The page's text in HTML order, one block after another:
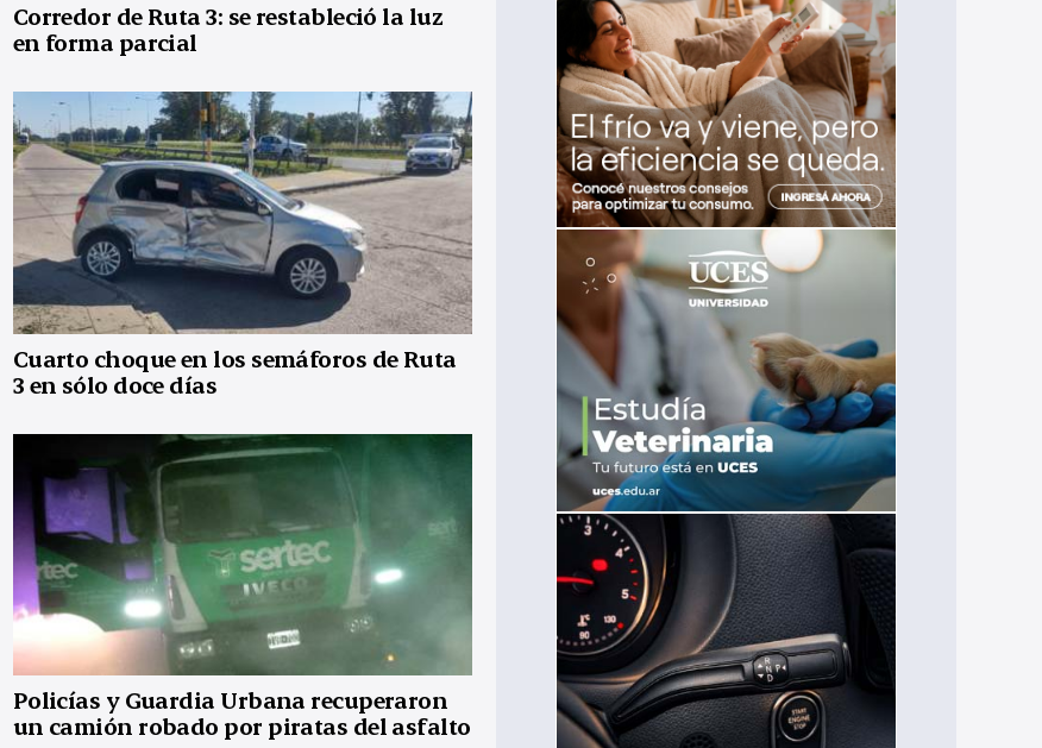
Corredor de Ruta 3: se restableció la luz
en forma parcial
Cuarto choque en los semáforos de Ruta
3 en sólo doce días
Policías y Guardia Urbana recuperaron
un camión robado por piratas del asfalto